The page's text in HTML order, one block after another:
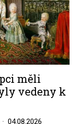
měli
vedeny k
04.08.2026